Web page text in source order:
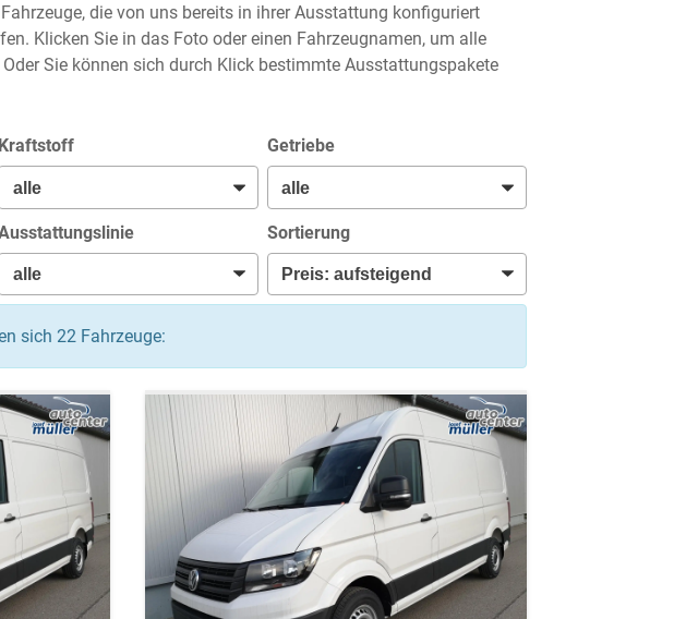
die von uns bereits in ihrer Ausstattung konfiguriert
Klicken Sie in das Foto oder einen Fahrzeugnamen, um alle
Sie können sich durch Klick bestimmte Ausstattungspakete
Kraftstoff Getriebe
Sortierung
sich 22Fahrzeuge: